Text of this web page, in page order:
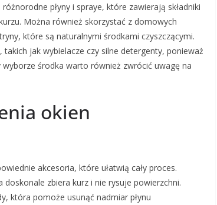
płyny i spraye, które zawierają składniki
Można również skorzystać z domowych
które są naturalnymi środkami czyszczącymi.
jak wybielacze czy silne detergenty, ponieważ
środka warto również zwrócić uwagę na
okien
akcesoria, które ułatwią cały proces.
zbiera kurz i nie rysuje powierzchni.
która pomoże usunąć nadmiar płynu